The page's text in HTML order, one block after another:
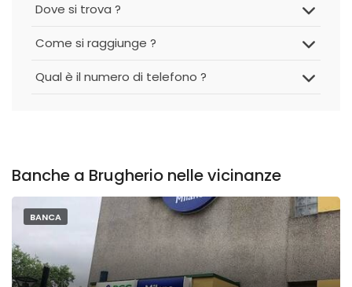
Dove si trova ?
Come si raggiunge ?
Qual è il numero di telefono ?
Banche a Brugherio nelle vicinanze
BANCA